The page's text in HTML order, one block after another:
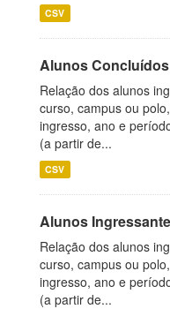
CSV
Alunos
Relação dos alunos
curso, campus ou
ingresso, ano e
(a partir de...
CSV
Alunos
Relação dos alunos
curso, campus ou
ingresso, ano e
(a partir de...